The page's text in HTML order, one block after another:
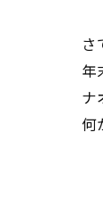
さ
年
ナ
何